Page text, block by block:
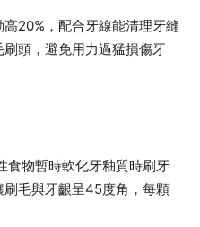
20%，配合牙線能清理牙縫
頭，避免用力過猛損傷牙
食物暫時軟化牙釉質時刷牙
毛與牙齦呈45度角，每顆